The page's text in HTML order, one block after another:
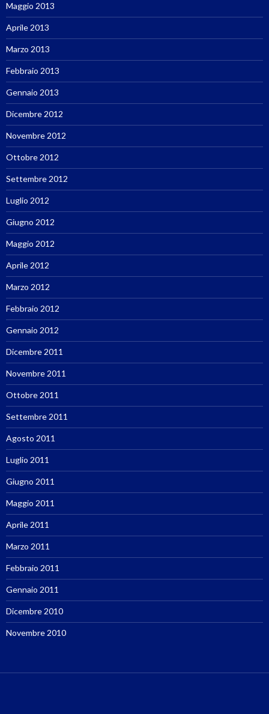
Maggio 2013
Aprile 2013
Marzo 2013
Febbraio 2013
Gennaio 2013
Dicembre 2012
Novembre 2012
Ottobre 2012
Settembre 2012
Luglio 2012
Giugno 2012
Maggio 2012
Aprile 2012
Marzo 2012
Febbraio 2012
Gennaio 2012
Dicembre 2011
Novembre 2011
Ottobre 2011
Settembre 2011
Agosto 2011
Luglio 2011
Giugno 2011
Maggio 2011
Aprile 2011
Marzo 2011
Febbraio 2011
Gennaio 2011
Dicembre 2010
Novembre 2010